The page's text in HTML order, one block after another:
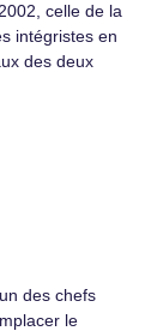
celle de la
intégristes en
des deux
des chefs
le